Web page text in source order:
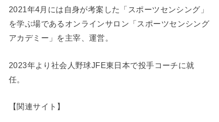
2021年4月には自身が考案した「スポーツセンシング」
を学ぶ場であるオンラインサロン「スポーツセンシング
アカデミー」を主宰、運営。
2023年より社会人野球JFE東日本で投手コーチに就
任。
【関連サイト】